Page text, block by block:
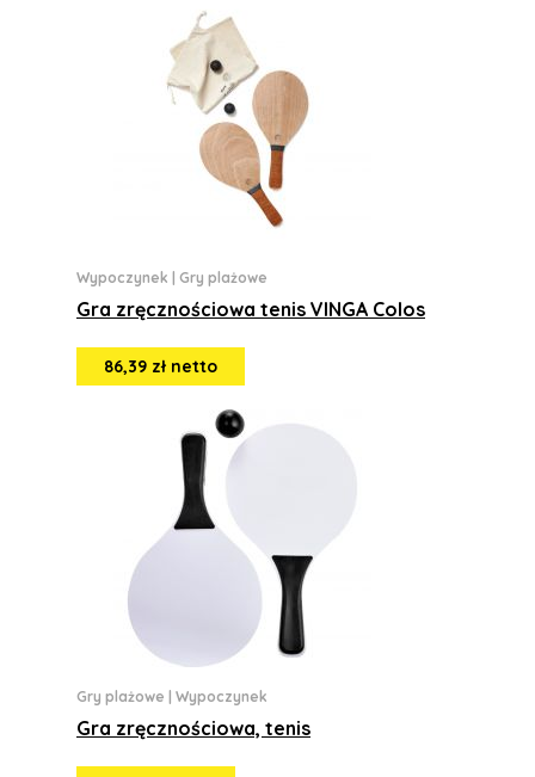
Wypoczynek Gry plażowe
Gra zręcznościowa tenis VINGA Colos
86,39 zł netto
Gry plażowe Wypoczynek
Gra zręcznościowa, tenis